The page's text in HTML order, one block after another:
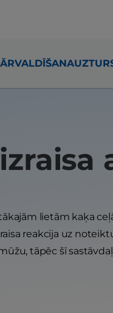
lietām kaķa
reakcija uz
tāpēc šī